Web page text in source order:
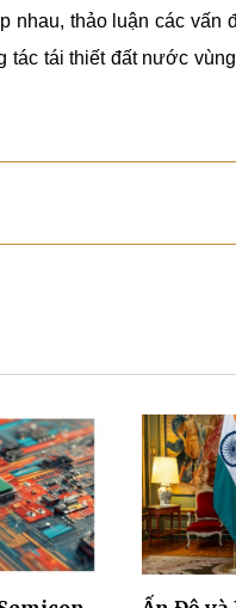
nhau, thảo luận các vấn
tái thiết đất nước